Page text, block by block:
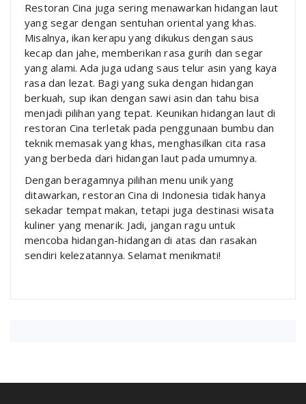
Restoran Cina juga sering menawarkan hidangan laut
yang segar dengan sentuhan oriental yang khas.
Misalnya, ikan kerapu yang dikukus dengan saus
kecap dan jahe, memberikan rasa gurih dan segar
yang alami. Ada juga udang saus telur asin yang kaya
rasa dan lezat. Bagi yang suka dengan hidangan
berkuah, sup ikan dengan sawi asin dan tahu bisa
menjadi pilihan yang tepat. Keunikan hidangan laut di
restoran Cina terletak pada penggunaan bumbu dan
teknik memasak yang khas, menghasilkan cita rasa
yang berbeda dari hidangan laut pada umumnya.
Dengan beragamnya pilihan menu unik yang
ditawarkan, restoran Cina di Indonesia tidak hanya
sekadar tempat makan, tetapi juga destinasi wisata
kuliner yang menarik. Jadi, jangan ragu untuk
mencoba hidangan-hidangan di atas dan rasakan
sendiri kelezatannya. Selamat menikmati!